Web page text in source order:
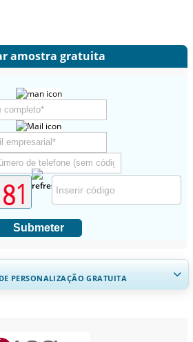
amostra gratuita
Submeter
DE PERSONALIZAÇÃO GRATUITA
e por país, Análise de segmentos,